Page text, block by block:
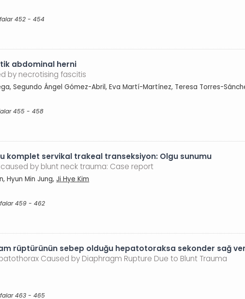
452 - 454
abdominal herni
by necrotising fascitis
Segundo Ángel Gómez-Abril, Eva Martí-Martínez, Teresa Torres-
455 - 458
komplet servikal trakeal transeksiyon: Olgu sunumu
by blunt neck trauma: Case report
Hyun Min Jung,Ji Hye Kim
459 - 462
rüptürünün sebep olduğu hepatotoraksa sekonder sağ
Caused by Diaphragm Rupture Due to Blunt Trauma
463 - 465